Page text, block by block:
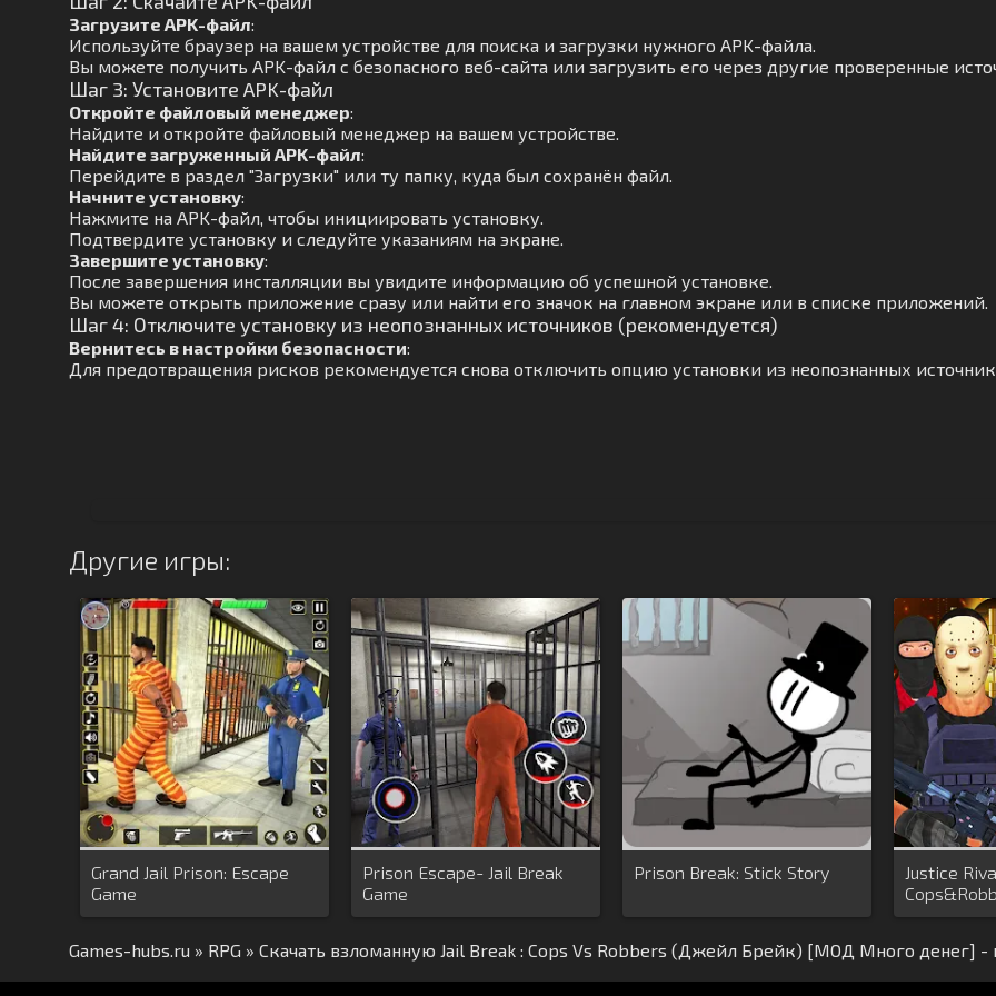
Загрузите APK-файл:
Используйте браузер на вашем устройстве для поиска и загрузки нужного APK-файла.
Вы можете получить APK-файл с безопасного веб-сайта или загрузить его через другие проверенные
Шаг 3: Установите APK-файл
Откройте файловый менеджер:
Найдите и откройте файловый менеджер на вашем устройстве.
Найдите загруженный APK-файл:
Перейдите в раздел "Загрузки" или ту папку, куда был сохранён файл.
Начните установку:
Нажмите на APK-файл, чтобы инициировать установку.
Подтвердите установку и следуйте указаниям на экране.
Завершите установку:
После завершения инсталляции вы увидите информацию об успешной установке.
Вы можете открыть приложение сразу или найти его значок на главном экране или в списке приложений.
Шаг 4: Отключите установку из неопознанных источников (рекомендуется)
Вернитесь в настройки безопасности:
Для предотвращения рисков рекомендуется снова отключить опцию установки из неопознанных
Другие игры:
Grand Jail Prison: Escape
Game
Prison Escape- Jail Break
Game
Prison Break: Stick Story
Justice
Games-hubs.ru » RPG » Скачать взломанную Jail Break : Cops Vs Robbers (Джейл Брейк) [МОД Много денег] -